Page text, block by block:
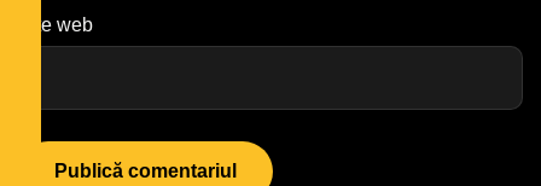
Site web